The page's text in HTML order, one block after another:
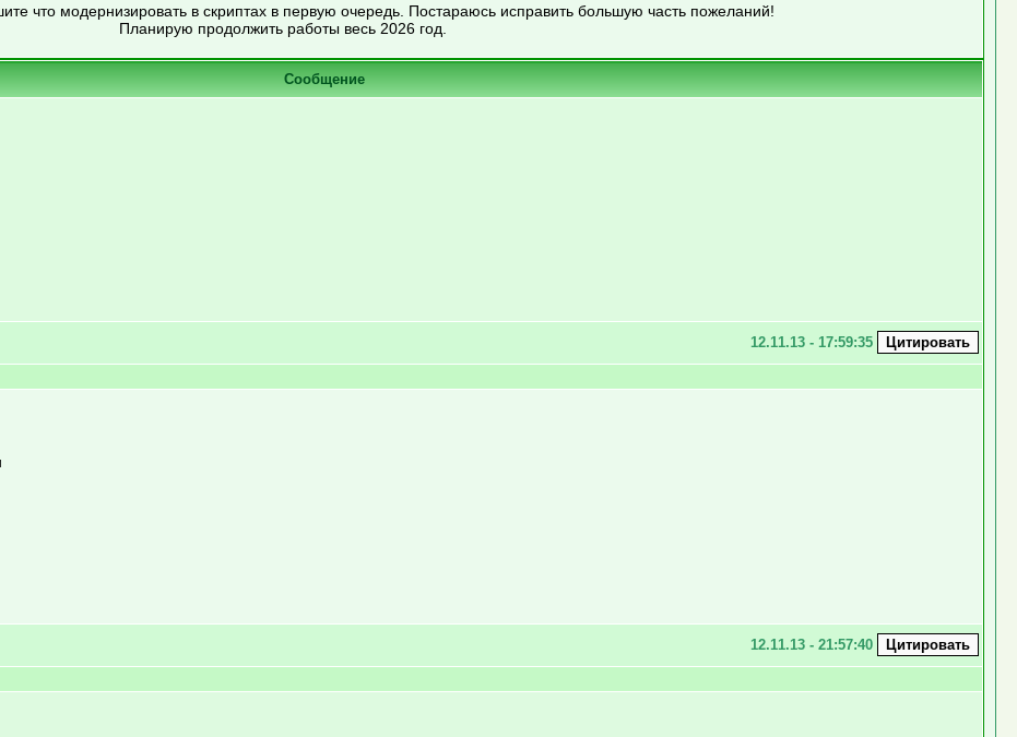
что модернизировать в скриптах в первую очередь. Постараюсь исправить большую часть пожеланий!
Планирую продолжить работы весь 2026 год.
Сообщение
12.11.13 - 17:59:35
12.11.13 - 21:57:40